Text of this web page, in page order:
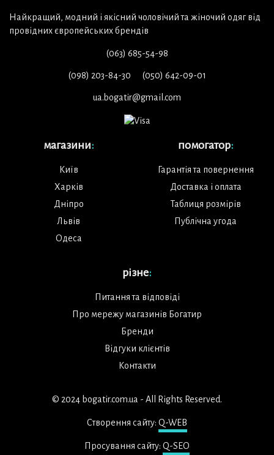
Найкращий, модний і якісний чоловічий та жіночий одяг від
провідних європейських брендів
(063) 685-54-98
(098) 203-84-30 (050) 642-09-01
ua.bogatir@gmail.com
магазини:
Київ
Харків
Дніпро
Львів
Одеса
помогатор:
Гарантія та повернення
Доставка і оплата
Таблиця розмірів
Публічна угода
різне:
Питання та відповіді
Про мережу магазинів Богатир
Бренди
Відгуки клієнтів
Контакти
© 2024 bogatir.com.ua - All Rights Reserved.
Створення сайту: Q-WEB
Просування сайту: Q-SEO